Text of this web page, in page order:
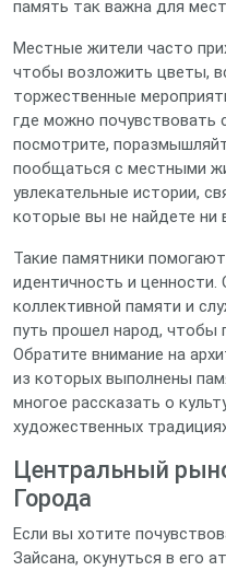
память так важна для
Местные жители часто
чтобы возложить цветы,
торжественные
где можно почувствовать
посмотрите,
пообщаться с местными
увлекательные истории,
которые вы не найдете ни
Такие памятники
идентичность и
коллективной памяти и
путь прошел народ, чтобы
Обратите внимание на
из которых выполнены
многое рассказать о
художественных
Центральный
Города
Если вы хотите
Зайсана, окунуться в его